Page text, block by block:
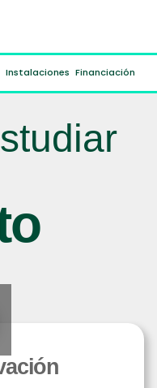
Instalaciones Financiación